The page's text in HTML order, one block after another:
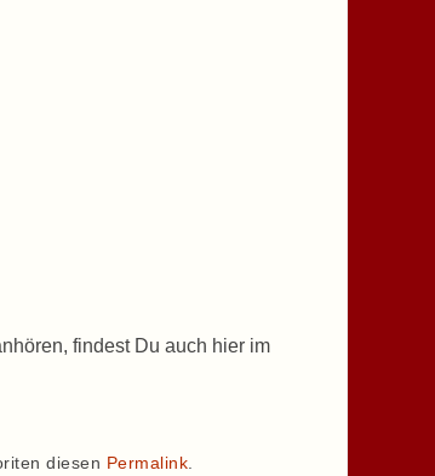
findest Du auch hier im
diesen Permalink